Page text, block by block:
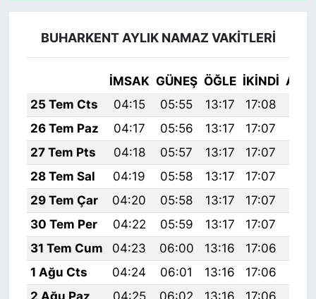
BUHARKENT AYLIK NAMAZ VAKITLERI
İMSAK GÜNEŞ ÖĞLE İKINDI
25 Tem Cts
04:15 05:55 13:17 17:08
26 Tem Paz
04:17 05:56 13:17 17:07
27 Tem Pts
04:18 05:57 13:17 17:07
28 Tem Sal
04:19 05:58 13:17 17:07
29 Tem Çar
04:20 05:58 13:17 17:07
30 Tem Per
04:22 05:59 13:17 17:07
31 Tem Cum
04:23 06:00 13:16 17:06
1 Ağu Cts
04:24 06:01 13:16 17:06
2 Ağu Paz
04:25 06:02 13:16 17:06